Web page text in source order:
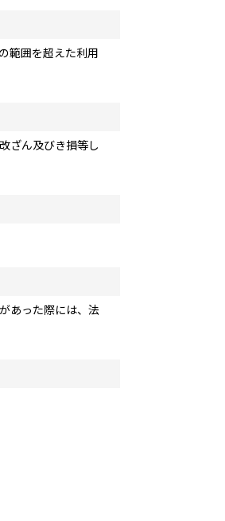
範囲を超えた利用
ざん及びき損等し
あった際には、法